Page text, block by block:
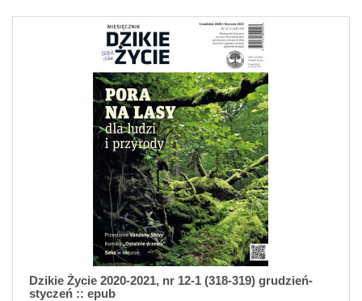
Dzikie Życie 2020-2021, nr 12-1 (318-319) grudzień-
styczeń :: epub